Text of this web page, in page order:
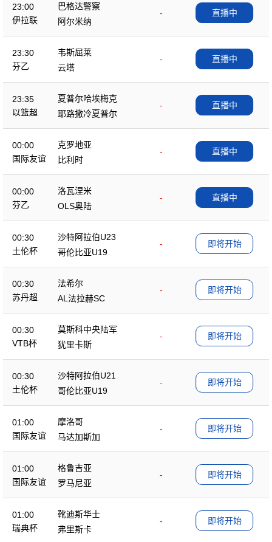
23:00
伊拉联
巴格达警察
-
阿尔米纳
直播中
23:30
芬乙
韦斯屈莱
-
云塔
直播中
23:35
以篮超
夏普尔哈埃梅克
-
耶路撒冷夏普尔
直播中
00:00
国际友谊
克罗地亚
-
比利时
直播中
00:00
芬乙
洛瓦涅米
-
OLS奥陆
直播中
00:30
土伦杯
沙特阿拉伯U23
-
哥伦比亚U19
即将开始
00:30
苏丹超
法希尔
-
AL法拉赫SC
即将开始
00:30
VTB杯
莫斯科中央陆军
-
犹里卡斯
即将开始
00:30
土伦杯
沙特阿拉伯U21
-
哥伦比亚U19
即将开始
01:00
国际友谊
摩洛哥
-
马达加斯加
即将开始
01:00
国际友谊
格鲁吉亚
-
罗马尼亚
即将开始
01:00
瑞典杯
靴迪斯华士
-
弗里斯卡
即将开始